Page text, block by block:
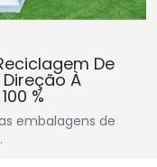
De
À
%
embalagens de